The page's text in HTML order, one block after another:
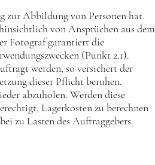
zur Abbildung von Personen hat
von Ansprüchen aus dem
Fotograf garantiert die
(Punkt 2.1).
werden, so versichert der
dieser Pflicht beruhen.
abzuholen. Werden diese
Lagerkosten zu berechnen
zu Lasten des Auftraggebers.